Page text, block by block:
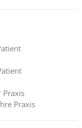
Praxis
Praxis